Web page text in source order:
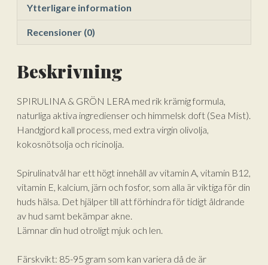
Ytterligare information
Recensioner (0)
Beskrivning
SPIRULINA & GRÖN LERA med rik krämig formula,
naturliga aktiva ingredienser och himmelsk doft (Sea Mist).
Handgjord kall process, med extra virgin olivolja,
kokosnötsolja och ricinolja.
Spirulinatvål har ett högt innehåll av vitamin A, vitamin B12,
vitamin E, kalcium, järn och fosfor, som alla är viktiga för din
huds hälsa. Det hjälper till att förhindra för tidigt åldrande
av hud samt bekämpar akne.
Lämnar din hud otroligt mjuk och len.
Färskvikt: 85-95 gram som kan variera då de är